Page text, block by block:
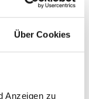
Über Cookies
Anzeigen zu
an die